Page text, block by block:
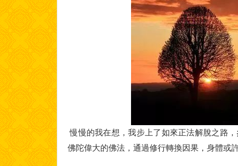
慢慢的我在想，我步上了如來正法解脫之路
佛陀偉大的佛法，通過修行轉換因果，身體或